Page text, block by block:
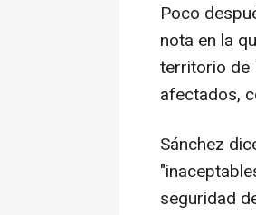
Poco
nota en la
territorio de
afectados,
Sánchez
seguridad